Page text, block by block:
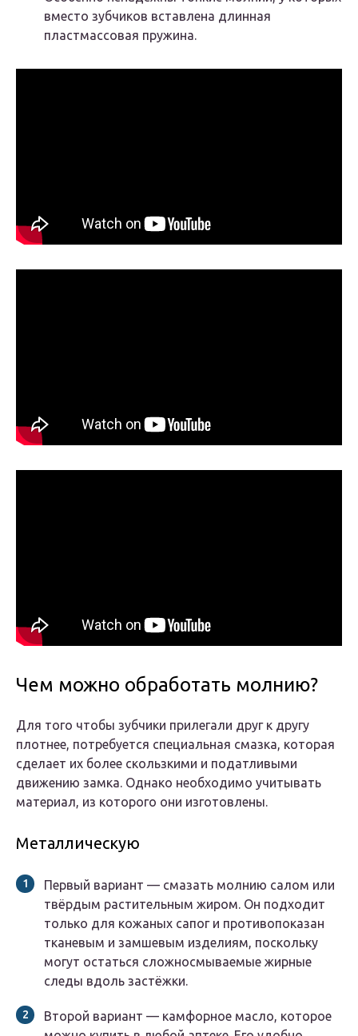
вместо зубчиков вставлена длинная
пластмассовая пружина.
Чем можно обработать молнию?
Для того чтобы зубчики прилегали друг к другу
плотнее, потребуется специальная смазка, которая
сделает их более скользкими и податливыми
движению замка. Однако необходимо учитывать
материал, из которого они изготовлены.
Металлическую
Первый вариант — смазать молнию салом или
твёрдым растительным жиром. Он подходит
только для кожаных сапог и противопоказан
тканевым и замшевым изделиям, поскольку
могут остаться сложносмываемые жирные
следы вдоль застёжки.
Второй вариант — камфорное масло, которое